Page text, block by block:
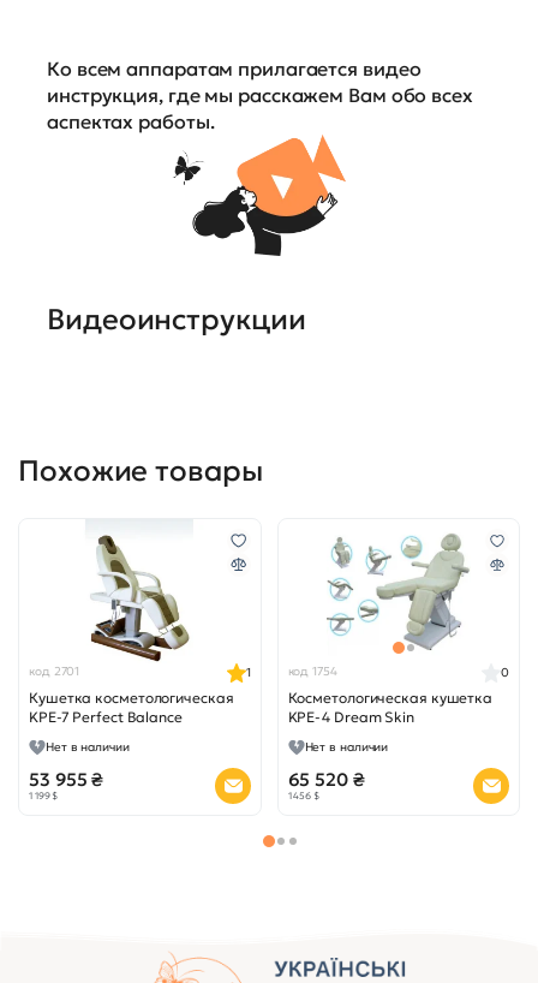
Ко всем аппаратам прилагается видео
инструкция, где мы расскажем Вам обо всех
аспектах работы.
Видеоинструкции
Похожие товары
код 2701
Кушетка косметологическая
KPE-7 Perfect Balance
1
Нет в наличии
53 955 ₴
1 199 $
код 1754
Косметологическая кушетка
KPE-4 Dream Skin
0
Нет в наличии
65 520 ₴
1 456 $